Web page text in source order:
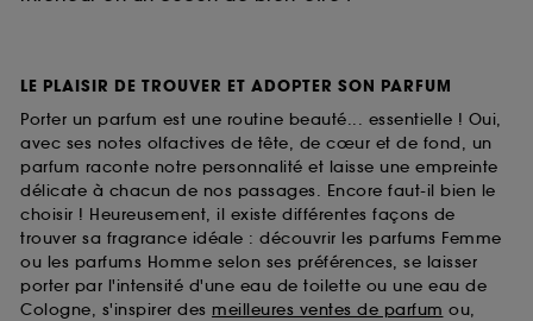
LE PLAISIR DE TROUVER ET ADOPTER SON PARFUM
Porter un parfum est une routine beauté... essentielle ! Oui,
avec ses notes olfactives de tête, de cœur et de fond, un
parfum raconte notre personnalité et laisse une empreinte
délicate à chacun de nos passages. Encore faut-il bien le
choisir ! Heureusement, il existe différentes façons de
trouver sa fragrance idéale : découvrir les parfums Femme
ou les parfums Homme selon ses préférences, se laisser
porter par l'intensité d'une eau de toilette ou une eau de
Cologne, s'inspirer des meilleures ventes de parfum ou,